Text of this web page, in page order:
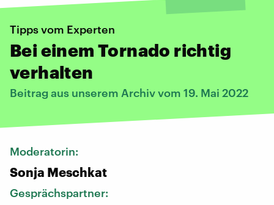
Tipps vom Experten
Bei einem Tornado richtig
verhalten
Beitrag aus unserem Archiv vom 19. Mai 2022
Moderatorin:
Sonja Meschkat
Gesprächspartner: